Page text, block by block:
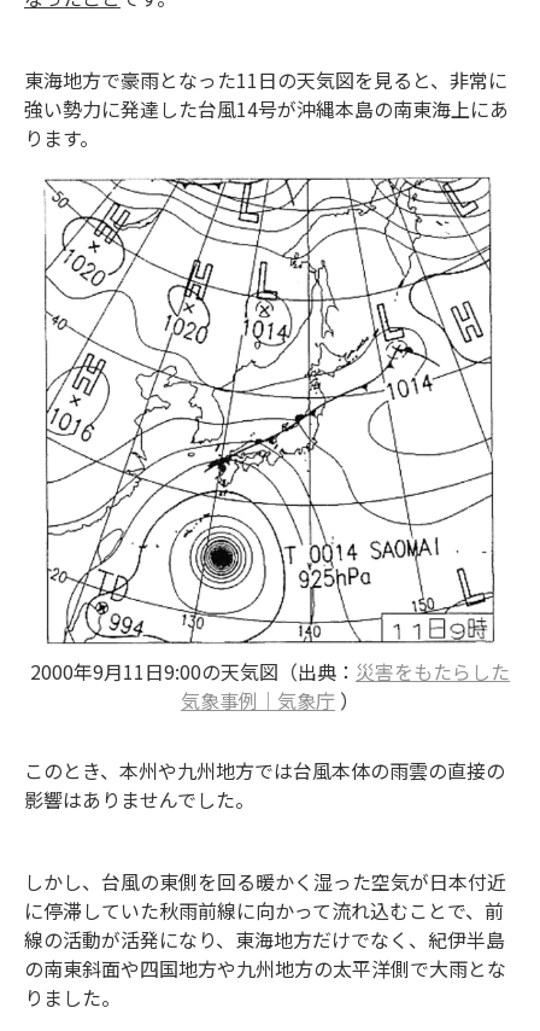
東海地方で豪雨となった11日の天気図を見ると、非常に
強い勢力に発達した台風14号が沖縄本島の南東海上にあ
ります。
2000年9月11日9:00の天気図（出典： 災害をもたらした
気象事例｜気象庁 ）
このとき、本州や九州地方では台風本体の雨雲の直接の
影響はありませんでした。
しかし、台風の東側を回る暖かく湿った空気が日本付近
に停滞していた秋雨前線に向かって流れ込むことで、前
線の活動が活発になり、東海地方だけでなく、紀伊半島
の南東斜面や四国地方や九州地方の太平洋側で大雨とな
りました。